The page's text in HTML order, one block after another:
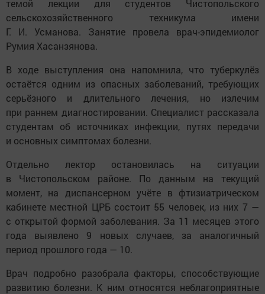
темой лекции для студентов Чистопольского
сельскохозяйственного техникума имени
Г. И. Усманова. Занятие провела врач-эпидемиолог
Румия Хасанзянова.
В ходе выступления она напомнила, что туберкулёз
остаётся одним из опасных заболеваний, требующих
серьёзного и длительного лечения, но излечим
при раннем диагностировании. Специалист рассказала
студентам об источниках инфекции, путях передачи
и основных симптомах болезни.
Отдельно лектор остановилась на ситуации
в Чистопольском районе. По данным на текущий
момент, на диспансерном учёте в фтизиатрическом
кабинете местной ЦРБ состоит 55 человек, из них 7 —
с открытой формой заболевания. За 11 месяцев этого
года выявлено 9 новых случаев, за аналогичный
период прошлого года — 10.
Врач подробно разобрала факторы, способствующие
развитию болезни. К ним относятся неблагоприятные